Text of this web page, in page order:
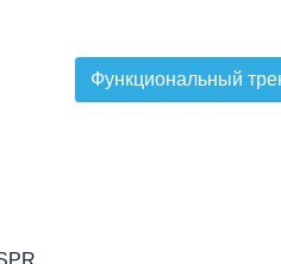
Функциональный